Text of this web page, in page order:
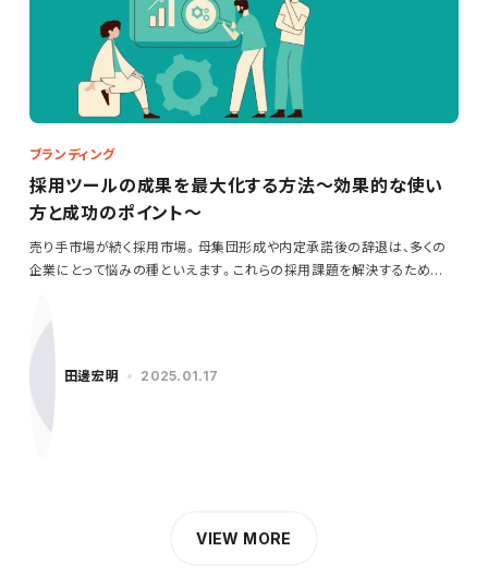
ブランディング
採用ツールの成果を最大化する方法～効果的な使い
方と成功のポイント～
売り手市場が続く採用市場。母集団形成や内定承諾後の辞退は、多くの
企業にとって悩みの種といえます。これらの採用課題を解決するため
田邊宏明 2025.01.17
VIEW MORE